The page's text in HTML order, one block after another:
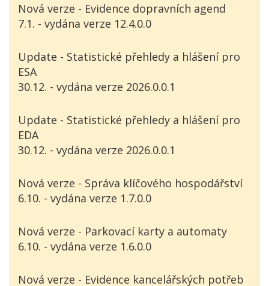
Nová verze - Evidence dopravních agend
7.1. - vydána verze 12.4.0.0
Update - Statistické přehledy a hlášení pro
ESA
30.12. - vydána verze 2026.0.0.1
Update - Statistické přehledy a hlášení pro
EDA
30.12. - vydána verze 2026.0.0.1
Nová verze - Správa klíčového hospodářství
6.10. - vydána verze 1.7.0.0
Nová verze - Parkovací karty a automaty
6.10. - vydána verze 1.6.0.0
Nová verze - Evidence kancelářských potřeb